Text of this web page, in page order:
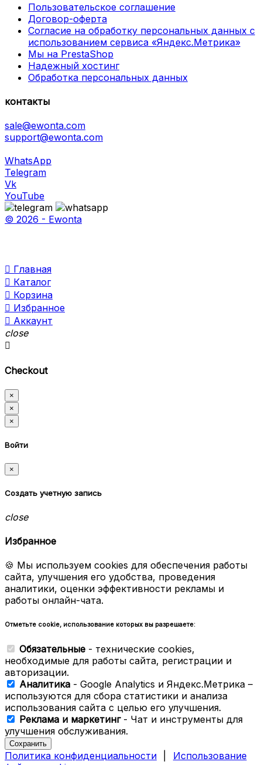
Пользовательское соглашение
Договор-оферта
Согласие на обработку персональных данных с
использованием сервиса «Яндекс.Метрика»
Мы на PrestaShop
Надежный хостинг
Обработка персональных данных
контакты
sale@ewonta.com
support@ewonta.com
WhatsApp
Telegram
Vk
YouTube
© 2026 - Ewonta
 Главная
 Каталог
 Корзина
 Избранное
 Аккаунт
close

Checkout
×
×
×
Войти
×
Создать учетную запись
close
Избранное
🍪 Мы используем cookies для обеспечения работы
сайта, улучшения его удобства, проведения
аналитики, оценки эффективности рекламы и
работы онлайн-чата.
Отметьте cookie, использование которых вы разрешаете:
Обязательные - технические cookies,
необходимые для работы сайта, регистрации и
авторизации.
Аналитика - Google Analytics и Яндекс.Метрика –
используются для сбора статистики и анализа
использования сайта с целью его улучшения.
Реклама и маркетинг- Чат и инструменты для
улучшения обслуживания.
Сохранить
Политика конфиденциальности
Использование